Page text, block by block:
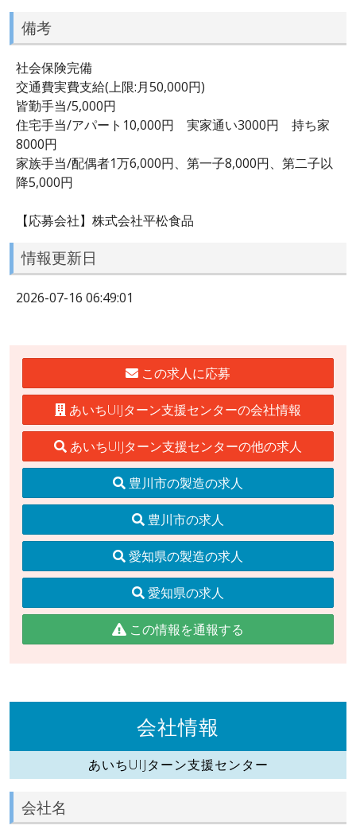
備考
社会保険完備
交通費実費支給(上限:月50,000円)
皆勤手当/5,000円
住宅手当/アパート10,000円 実家通い3000円 持ち家
8000円
家族手当/配偶者1万6,000円、第一子8,000円、第二子以
降5,000円
【応募会社】株式会社平松食品
情報更新日
2026-07-16 06:49:01
この求人に応募
あいちUIJターン支援センターの会社情報
あいちUIJターン支援センターの他の求人
豊川市の製造の求人
豊川市の求人
愛知県の製造の求人
愛知県の求人
この情報を通報する
会社情報
あいちUIJターン支援センター
会社名